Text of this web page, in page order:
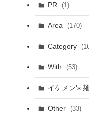
PR (1)
Area (170)
(1)
(6)
Category
(114)
With (53)
(15)
(43)
イケメン's
Other (33)